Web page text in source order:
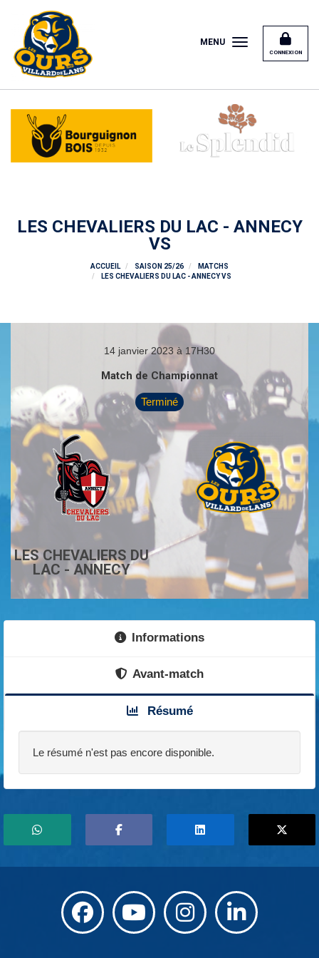
CONNEXION
MENU
LES CHEVALIERS DU LAC - ANNECY
VS
ACCUEIL SAISON 25/26
MATCHS
LES CHEVALIERS DU LAC - ANNECY VS
14 janvier 2023 à 17H30
Match de Championnat
Terminé
LES CHEVALIERS DU
LAC - ANNECY
Informations
Avant-match
Résumé
Le résumé n'est pas encore disponible.
Panneau de gestion des cookies